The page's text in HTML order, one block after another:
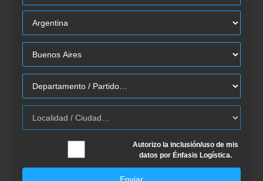
Autorizo la inclusión/uso de mis
datos por Énfasis Logística.